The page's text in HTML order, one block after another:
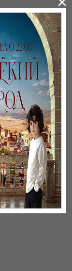
ауылдың…